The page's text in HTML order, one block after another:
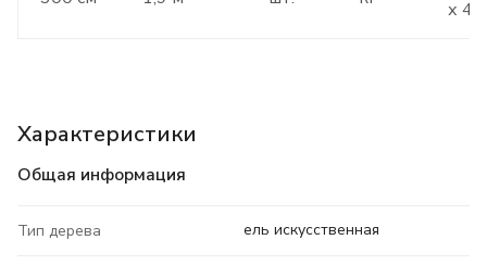
х
Характеристики
Общая информация
Тип дерева ель искусственная